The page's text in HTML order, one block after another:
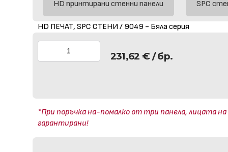
HD принтирани стенни панели SPC
HD ПЕЧАТ, SPC СТЕНИ / 9049 - Бяла серия
231,62 €/ бр.
*При поръчка на-помалко от три панела, лицата
гарантирани!